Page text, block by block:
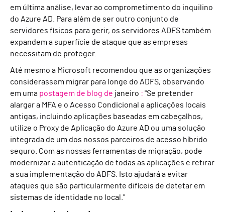
em última análise, levar ao comprometimento do inquilino
do Azure AD. Para além de ser outro conjunto de
servidores físicos para gerir, os servidores ADFS também
expandem a superfície de ataque que as empresas
necessitam de proteger.
Até mesmo a Microsoft recomendou que as organizações
considerassem migrar para longe do ADFS, observando
em uma postagem de blog de janeiro : "Se pretender
alargar a MFA e o Acesso Condicional a aplicações locais
antigas, incluindo aplicações baseadas em cabeçalhos,
utilize o Proxy de Aplicação do Azure AD ou uma solução
integrada de um dos nossos parceiros de acesso híbrido
seguro. Com as nossas ferramentas de migração, pode
modernizar a autenticação de todas as aplicações e retirar
a sua implementação do ADFS. Isto ajudará a evitar
ataques que são particularmente difíceis de detetar em
sistemas de identidade no local."